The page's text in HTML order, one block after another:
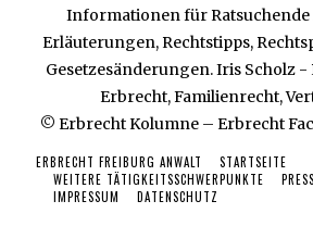
Informationen für Ratsuchende
Erläuterungen, Rechtstipps,
Gesetzesänderungen. Iris Scholz
Erbrecht, Familienrecht,
© Erbrecht Kolumne – Erbrecht
ERBRECHT FREIBURG ANWALT
STARTSEITE
WEITERE TÄTIGKEITSSCHWERPUNKTE
IMPRESSUM
DATENSCHUTZ